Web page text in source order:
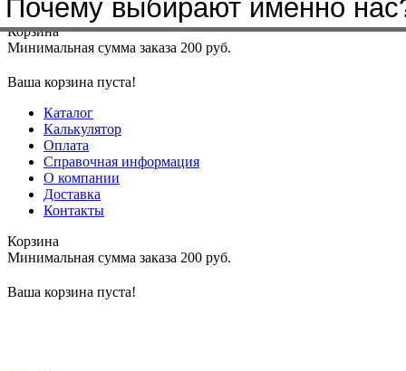
Меню+7(4912)50-37-50sbit@krep62.ru
Корзина
Минимальная сумма заказа 200 руб.
Ваша корзина пуста!
Каталог
Калькулятор
Оплата
Справочная информация
О компании
Доставка
Контакты
Корзина
Минимальная сумма заказа 200 руб.
Ваша корзина пуста!
Почему выбирают именно